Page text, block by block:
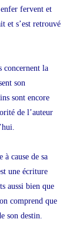
fervent et
et s’est retrouvé
concernent la
son
sont encore
de l’auteur
cause de sa
une écriture
aussi bien que
comprend que
son destin.